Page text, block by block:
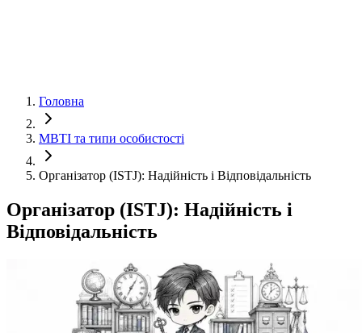
Головна
MBTI та типи особистості
Організатор (ISTJ): Надійність і Відповідальність
Організатор (ISTJ): Надійність і
Відповідальність